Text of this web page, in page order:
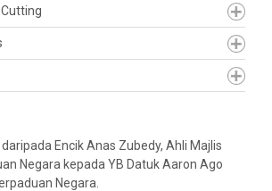
Encik Anas Zubedy, Ahli Majlis
Negara kepada YB Datuk Aaron Ago
Negara.